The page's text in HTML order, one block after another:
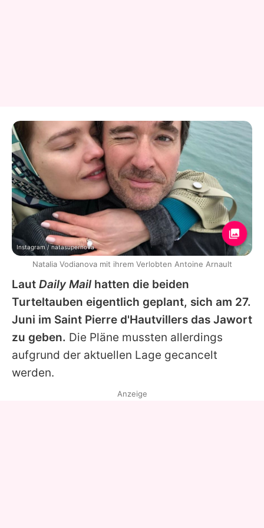
Laut Daily Mail hatten die beiden
Turteltauben eigentlich geplant, sich am 27.
Juni im Saint Pierre d'Hautvillers das Jawort
zu geben. Die Pläne mussten allerdings
aufgrund der aktuellen Lage gecancelt
werden.
Instagram / natasupernova
Natalia Vodianova mit ihrem Verlobten Antoine Arnault
Anzeige